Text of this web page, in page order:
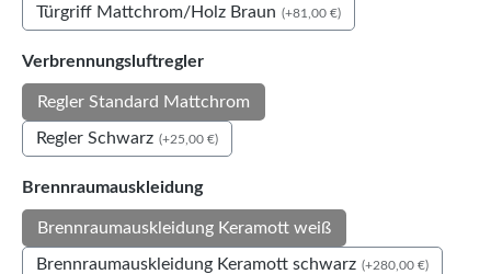
Türgriff Mattchrom/Holz Braun (+81,00 €)
Verbrennungsluftreglerauswählen
Regler Standard Mattchrom
Regler Schwarz (+25,00 €)
Brennraumauskleidungauswählen
Brennraumauskleidung Keramott weiß
Brennraumauskleidung Keramott schwarz (+280,00 €)